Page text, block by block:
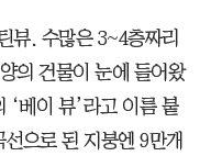
뷰. 수많은 3~4층짜리
의 건물이 눈에 들어왔
‘베이 뷰’라고 이름 붙
으로 된 지붕엔 9만개